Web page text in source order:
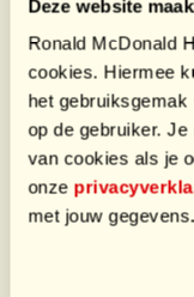
Deze website
Ronald McDonald
cookies. Hiermee
het
op de gebruiker.
van cookies als je
onze
met jouw
Teamleden15